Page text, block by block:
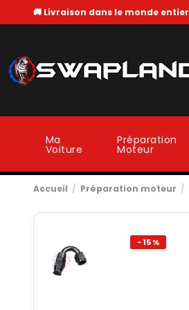
🚚 Livraison dans le monde entier
Ma
Voiture
Préparation
Moteur
Accueil Préparation moteur
-15%